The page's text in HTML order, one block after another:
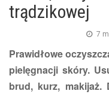
trądzikowej
7
Prawidłowe
pielęgnacji skóry.
brud, kurz, makijaż.